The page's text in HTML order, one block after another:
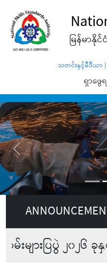
မြန်မာနိုင်
သတင်းနှင့်မီဒီယာ |
ရှာဖွေ
Previous
၀၂၆ ခုနှစ် အခမ်